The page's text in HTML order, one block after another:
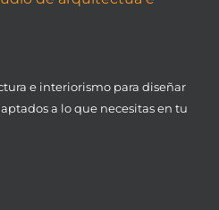
e interiorismo para diseñar
a lo que necesitas en tu